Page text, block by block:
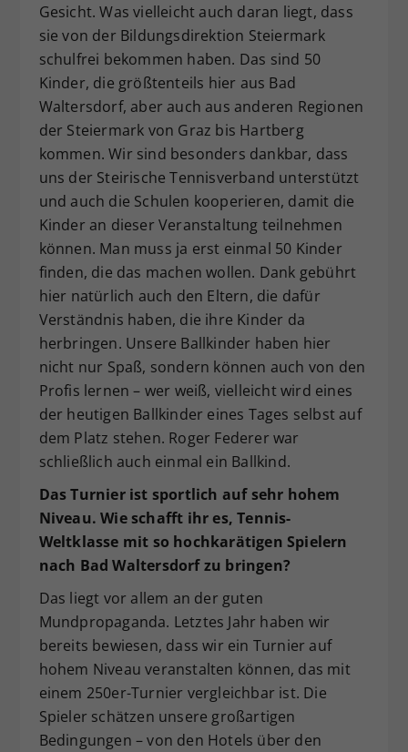
Gesicht. Was vielleicht auch daran liegt, dass
sie von der Bildungsdirektion Steiermark
schulfrei bekommen haben. Das sind 50
Kinder, die größtenteils hier aus Bad
Waltersdorf, aber auch aus anderen Regionen
der Steiermark von Graz bis Hartberg
kommen. Wir sind besonders dankbar, dass
uns der Steirische Tennisverband unterstützt
und auch die Schulen kooperieren, damit die
Kinder an dieser Veranstaltung teilnehmen
können. Man muss ja erst einmal 50 Kinder
finden, die das machen wollen. Dank gebührt
hier natürlich auch den Eltern, die dafür
Verständnis haben, die ihre Kinder da
herbringen. Unsere Ballkinder haben hier
nicht nur Spaß, sondern können auch von den
Profis lernen – wer weiß, vielleicht wird eines
der heutigen Ballkinder eines Tages selbst auf
dem Platz stehen. Roger Federer war
schließlich auch einmal ein Ballkind.
Das Turnier ist sportlich auf sehr hohem
Niveau. Wie schafft ihr es, Tennis-
Weltklasse mit so hochkarätigen Spielern
nach Bad Waltersdorf zu bringen?
Das liegt vor allem an der guten
Mundpropaganda. Letztes Jahr haben wir
bereits bewiesen, dass wir ein Turnier auf
hohem Niveau veranstalten können, das mit
einem 250er-Turnier vergleichbar ist. Die
Spieler schätzen unsere großartigen
Bedingungen – von den Hotels über den